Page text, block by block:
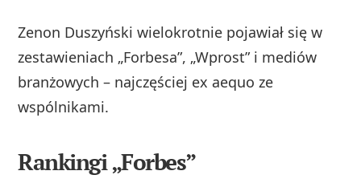
Zenon Duszyński wielokrotnie pojawiał się w
zestawieniach „Forbesa”, „Wprost” i mediów
branżowych – najczęściej ex aequo ze
wspólnikami.
Rankingi „Forbes”